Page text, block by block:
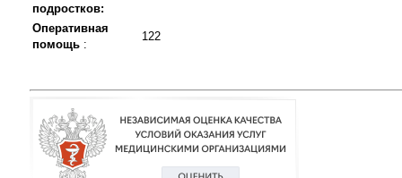
подростков:
Оперативная
помощь :
122